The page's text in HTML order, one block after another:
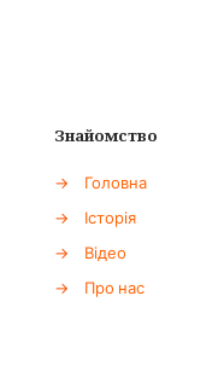
Знайомство
→
Головна
→
Історія
→
Відео
→
Про нас